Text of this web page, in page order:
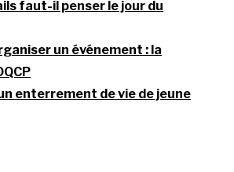
faut-il penser le jour du
un événement : la
enterrement de vie de jeune